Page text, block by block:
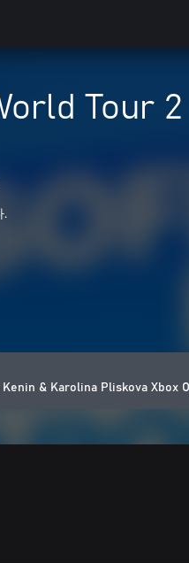
Tour
.
& Karolina Pliskova Xbox